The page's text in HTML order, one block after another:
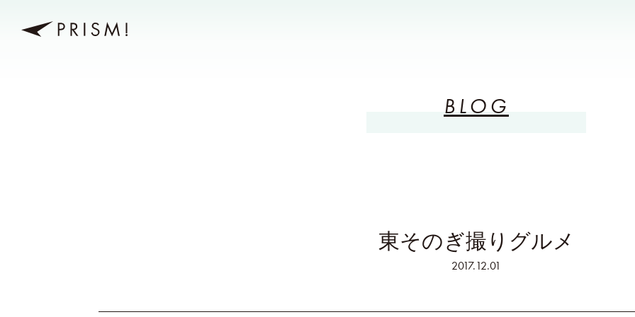
BLOG
東そのぎ撮りグルメ
2017.12.01